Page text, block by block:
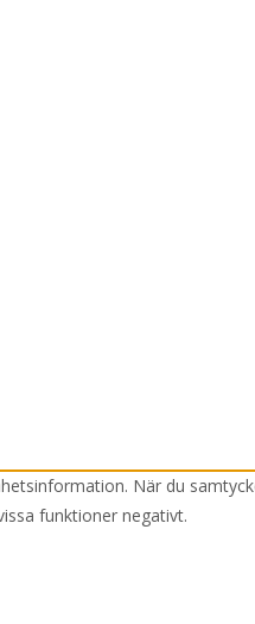
När du
funktioner negativt.